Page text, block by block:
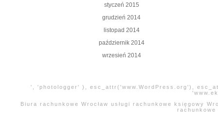
styczeń 2015
grudzień 2014
listopad 2014
październik 2014
wrzesień 2014
', 'photologger' ), esc_attr('www.WordPress.org'),
Biura rachunkowe Wrocław usługi rachunkowe księgowy
rachunkowe